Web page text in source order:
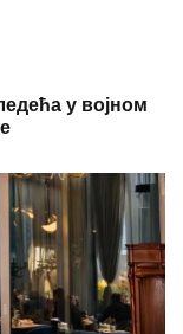
у војном